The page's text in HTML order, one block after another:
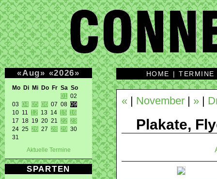
«Aug» «2026»
Mo Di Mi Do Fr Sa So
01
02
03 04 05 06 07 08 09
10 11 12 13 14 15
16
17 18 19 20 21 22
23
24 25 26 27 28 29 30
31
Aktuelle Termine
SPARTEN
HOME |TERMINE
« November »
Plakate,